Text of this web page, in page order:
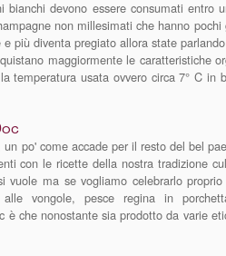
devono essere consumati entro
non millesimati che hanno pochi
più diventa pregiato allora state
maggiormente le caratteristiche
temperatura usata ovvero circa 7° C in
po' come accade per il resto del bel
con le ricette della nostra tradizione
ma se vogliamo celebrarlo proprio
vongole, pesce regina in
è che nonostante sia prodotto da varie